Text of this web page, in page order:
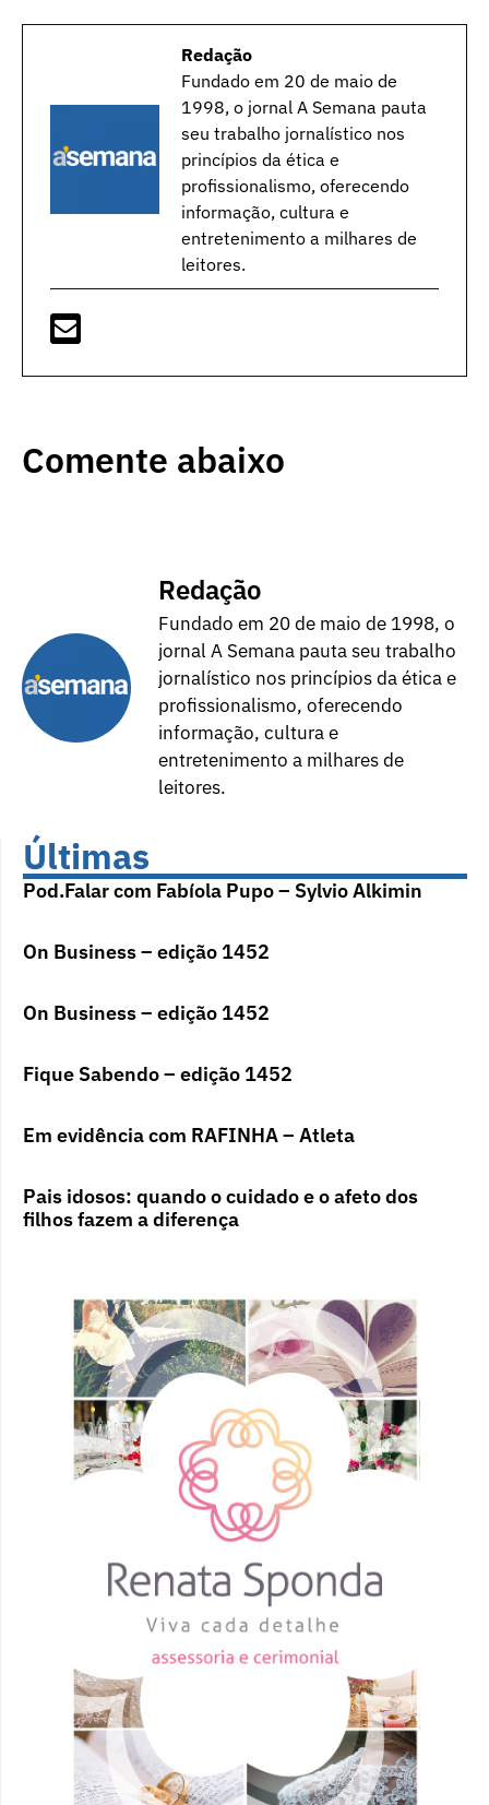
Redação
Fundado em 20 de maio de
1998, o jornal A Semana pauta
seu trabalho jornalístico nos
princípios da ética e
profissionalismo, oferecendo
informação, cultura e
entretenimento a milhares de
leitores.
Comente abaixo
Redação
Fundado em 20 de maio de 1998, o
jornal A Semana pauta seu trabalho
jornalístico nos princípios da ética e
profissionalismo, oferecendo
informação, cultura e
entretenimento a milhares de
leitores.
Últimas
Pod.Falar com Fabíola Pupo – Sylvio Alkimin
On Business – edição 1452
On Business – edição 1452
Fique Sabendo – edição 1452
Em evidência com RAFINHA – Atleta
Pais idosos: quando o cuidado e o afeto dos
filhos fazem a diferença